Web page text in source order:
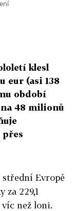
klesl
eur (asi 138
období
48 milionů
střední Evropě
229,1
víc než loni.